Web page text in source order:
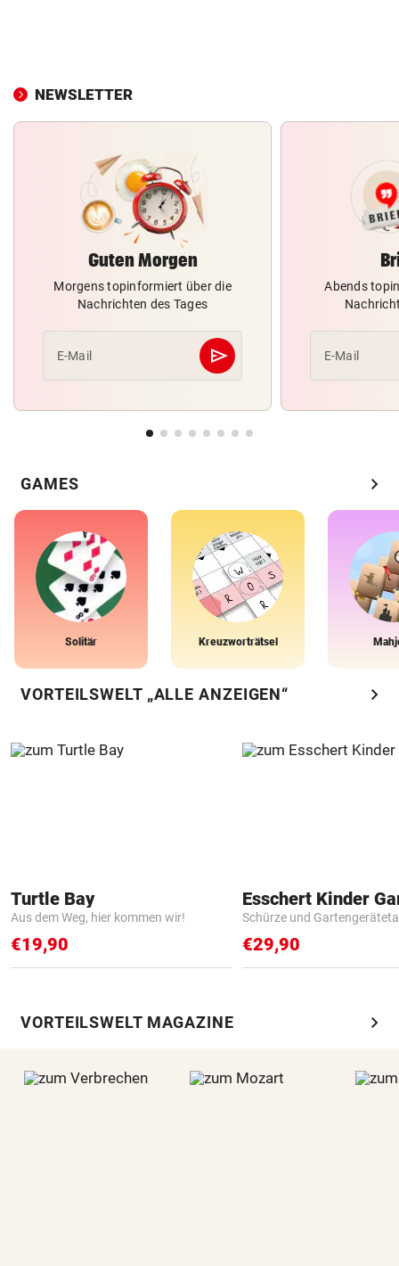
NEWSLETTER
Guten Morgen
Morgens topinformiert über die
Nachrichten des Tages
E-Mail send
Abschicken
Abends
E-Mail
GAMES chevron_right
Solitär Kreuzworträtsel
VORTEILSWELT „ALLE ANZEIGEN“ chevron_right
Turtle Bay
Aus dem Weg, hier kommen wir!
€19,90
Schürze und
€29,90
VORTEILSWELT MAGAZINE chevron_right